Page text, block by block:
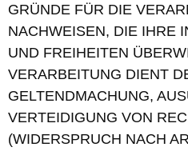
GRÜNDE FÜR DIE
NACHWEISEN, DIE IHRE
UND FREIHEITEN
VERARBEITUNG DIENT
GELTENDMACHUNG,
VERTEIDIGUNG VON
(WIDERSPRUCH NACH